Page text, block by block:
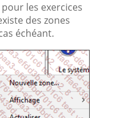
les exercices
des zones
échéant.